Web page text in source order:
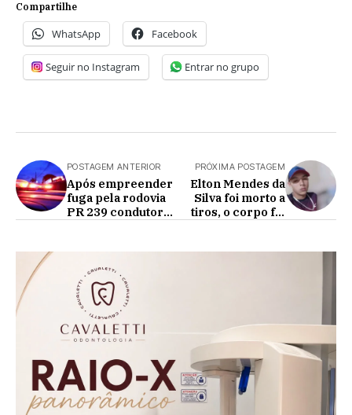
Compartilhe
WhatsApp Facebook
Seguir no Instagram Entrar no grupo
POSTAGEM ANTERIOR
Após empreender
fuga pela rodovia
PR 239 condutor
polícia militar
PRÓXIMA POSTAGEM
Elton Mendes da
Silva foi morto a
tiros, o corpo foi
iguaçuzinho